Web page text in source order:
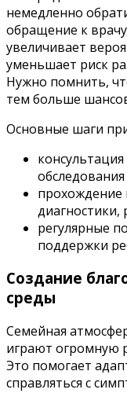
немедленно
обращение к
увеличивает
уменьшает риск
Нужно помнить,
тем больше
Основные шаги
прохождение
регулярные
поддержки
Создание
среды
Семейная
играют огромную
Это помогает
справляться с